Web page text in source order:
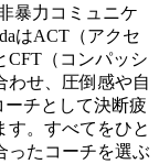
暴力コミュニケ
はACT（アクセ
CFT（コンパッシ
わせ、圧倒感や自
チとして決断疲
す。すべてをひと
ったコーチを選ぶ